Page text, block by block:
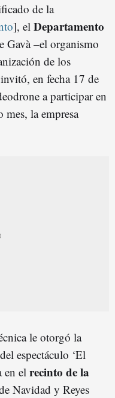
de la
], el Departamento
Gavà –el organismo
de los
en fecha 17 de
a participar en
la empresa
le otorgó la
espectáculo ‘El
en el recinto de la
Navidad y Reyes